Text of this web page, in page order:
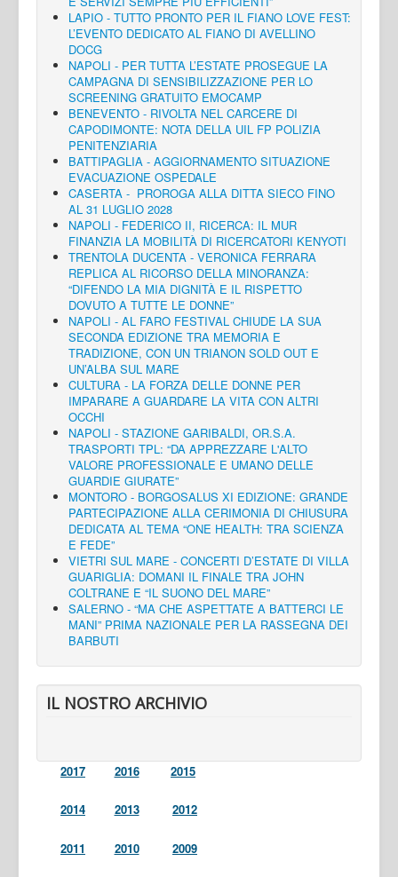
LAPIO - TUTTO PRONTO PER IL FIANO LOVE FEST:
L’EVENTO DEDICATO AL FIANO DI AVELLINO
DOCG
NAPOLI - PER TUTTA L’ESTATE PROSEGUE LA
CAMPAGNA DI SENSIBILIZZAZIONE PER LO
SCREENING GRATUITO EMOCAMP
BENEVENTO - RIVOLTA NEL CARCERE DI
CAPODIMONTE: NOTA DELLA UIL FP POLIZIA
PENITENZIARIA
BATTIPAGLIA - AGGIORNAMENTO SITUAZIONE
EVACUAZIONE OSPEDALE
CASERTA - PROROGA ALLA DITTA SIECO FINO
AL 31 LUGLIO 2028
NAPOLI - FEDERICO II, RICERCA: IL MUR
FINANZIA LA MOBILITÀ DI RICERCATORI KENYOTI
TRENTOLA DUCENTA - VERONICA FERRARA
REPLICA AL RICORSO DELLA MINORANZA:
“DIFENDO LA MIA DIGNITÀ E IL RISPETTO
DOVUTO A TUTTE LE DONNE”
NAPOLI - AL FARO FESTIVAL CHIUDE LA SUA
SECONDA EDIZIONE TRA MEMORIA E
TRADIZIONE, CON UN TRIANON SOLD OUT E
UN’ALBA SUL MARE
CULTURA - LA FORZA DELLE DONNE PER
IMPARARE A GUARDARE LA VITA CON ALTRI
OCCHI
NAPOLI - STAZIONE GARIBALDI, OR.S.A.
TRASPORTI TPL: “DA APPREZZARE L'ALTO
VALORE PROFESSIONALE E UMANO DELLE
GUARDIE GIURATE”
MONTORO - BORGOSALUS XI EDIZIONE: GRANDE
PARTECIPAZIONE ALLA CERIMONIA DI CHIUSURA
DEDICATA AL TEMA “ONE HEALTH: TRA SCIENZA
E FEDE”
VIETRI SUL MARE - CONCERTI D’ESTATE DI VILLA
GUARIGLIA: DOMANI IL FINALE TRA JOHN
COLTRANE E “IL SUONO DEL MARE”
SALERNO - “MA CHE ASPETTATE A BATTERCI LE
MANI” PRIMA NAZIONALE PER LA RASSEGNA DEI
BARBUTI
IL NOSTRO ARCHIVIO
2017 2016 2015
2014 2013 2012
2011 2010 2009